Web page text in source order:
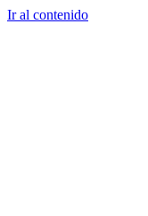
Ir al contenido